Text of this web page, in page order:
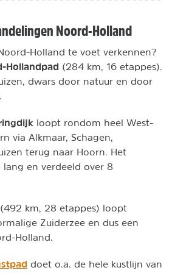
Noord-Holland
Holland te voet verkennen?
Hollandpad (284 km, 16 etappes).
dwars door natuur en door
loopt rondom heel West-
via Alkmaar, Schagen,
terug naar Hoorn. Het
lang en verdeeld over 8
(492 km, 28 etappes) loopt
Zuiderzee en dus een
Holland.
doet o.a. de hele kustlijn van